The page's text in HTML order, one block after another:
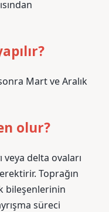
Mart ve Aralık
olur?
veya delta ovaları
Toprağın
bileşenlerinin
süreci